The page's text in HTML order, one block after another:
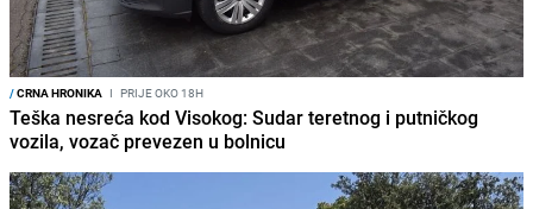
/CRNA HRONIKA I PRIJE OKO 18H
Teška nesreća kod Visokog: Sudar teretnog i putničkog
vozila, vozač prevezen u bolnicu